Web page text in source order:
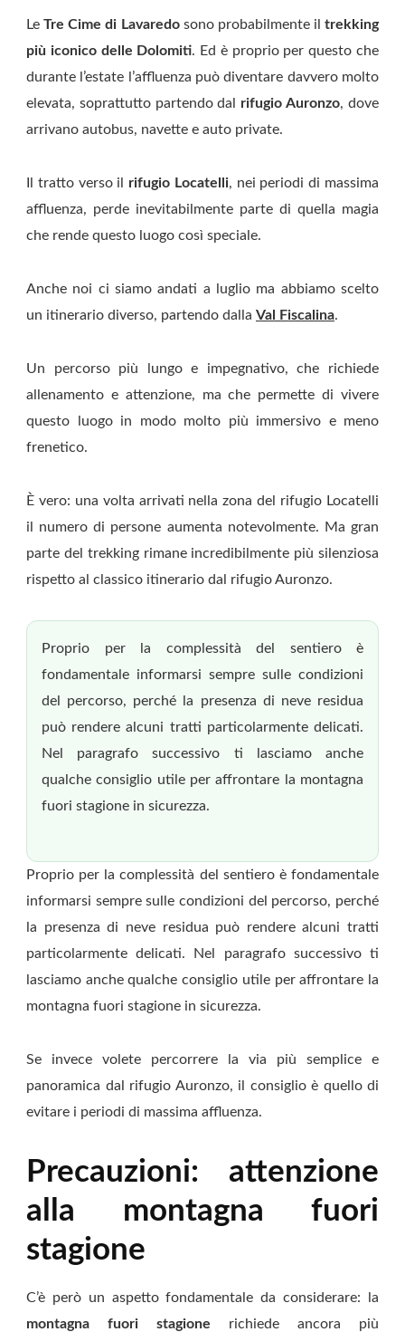
LeTre Cime di Lavaredosono probabilmente il trekking
più iconico delle Dolomiti. Ed è proprio per questo che
durante l’estate l’affluenza può diventare davvero molto
elevata, soprattutto partendo dal rifugio Auronzo, dove
arrivano autobus, navette e auto private.
Il tratto verso il rifugio Locatelli, nei periodi di massima
affluenza, perde inevitabilmente parte di quella magia
che rende questo luogo così speciale.
Anche noi ci siamo andati a luglio ma abbiamo scelto
un itinerario diverso, partendo dalla Val Fiscalina.
Un percorso più lungo e impegnativo, che richiede
allenamento e attenzione, ma che permette di vivere
questo luogo in modo molto più immersivo e meno
frenetico.
È vero: una volta arrivati nella zona del rifugio Locatelli
il numero di persone aumenta notevolmente. Ma gran
parte del trekking rimane incredibilmente più silenziosa
rispetto al classico itinerario dal rifugio Auronzo.
Proprio per la complessità del sentiero è
fondamentale informarsi sempre sulle condizioni
del percorso, perché la presenza di neve residua
può rendere alcuni tratti particolarmente delicati.
Nel paragrafo successivo ti lasciamo anche
qualche consiglio utile per affrontare la montagna
fuori stagione in sicurezza.
Proprio per la complessità del sentiero è fondamentale
informarsi sempre sulle condizioni del percorso, perché
la presenza di neve residua può rendere alcuni tratti
particolarmente delicati. Nel paragrafo successivo ti
lasciamo anche qualche consiglio utile per affrontare la
montagna fuori stagione in sicurezza.
Se invece volete percorrere la via più semplice e
panoramica dal rifugio Auronzo, il consiglio è quello di
evitare i periodi di massima affluenza.
Precauzioni: attenzione
alla montagna fuori
stagione
C’è però un aspetto fondamentale da considerare: la
montagna fuori stagione richiede ancora più